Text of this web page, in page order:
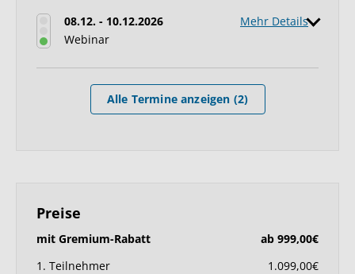
08.12. - 10.12.2026
Webinar
Mehr Details
Alle Termine anzeigen (2)
Preise
mit Gremium-Rabatt
ab 999,00€
1. Teilnehmer
1.099,00€